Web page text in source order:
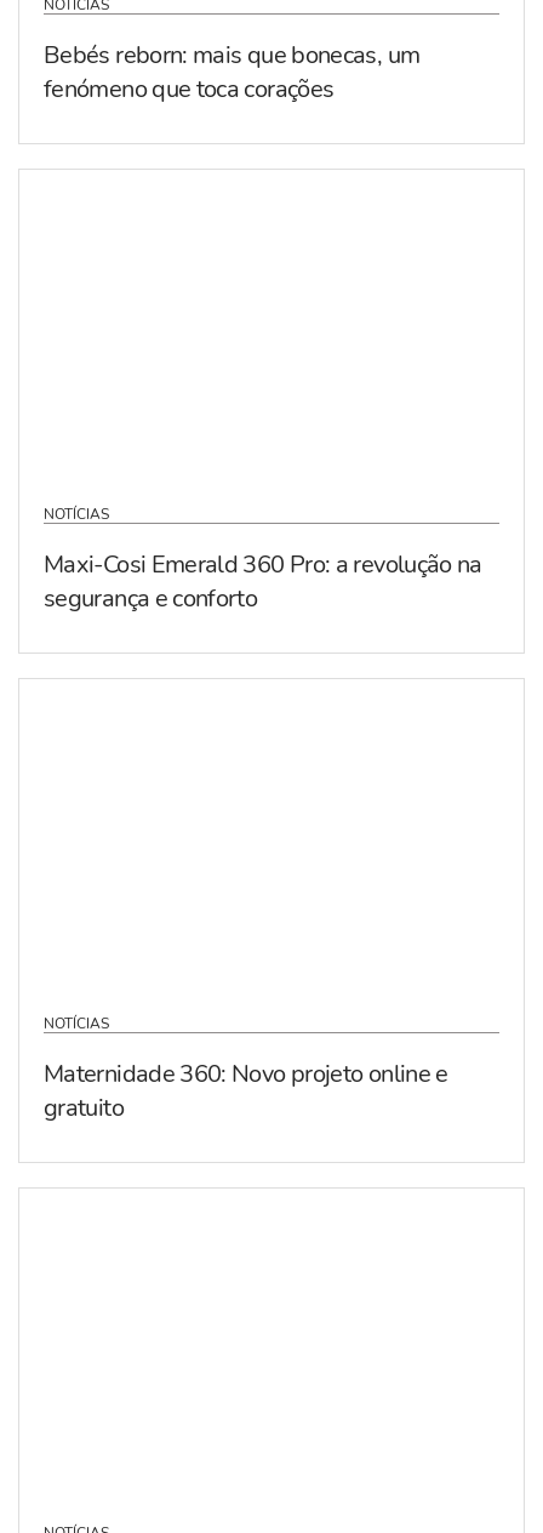
NOTÍCIAS
Bebés reborn: mais que bonecas, um
fenómeno que toca corações
NOTÍCIAS
Maxi-Cosi Emerald 360 Pro: a revolução na
segurança e conforto
NOTÍCIAS
Maternidade 360: Novo projeto online e
gratuito